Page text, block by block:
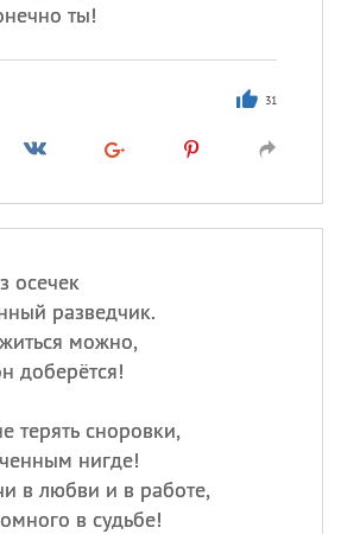
ты!
31
осечек
разведчик.
можно,
доберётся!
терять сноровки,
нигде!
в любви и в работе,
в судьбе!